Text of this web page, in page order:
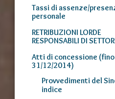
Tassi di assenze/
personale
RETRIBUZIONI LORDE
RESPONSABILI DI
Atti di concessione (fino
31/12/2014)
Provvedimenti del
indice